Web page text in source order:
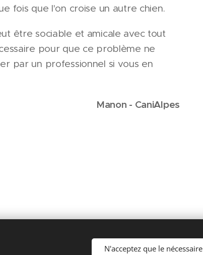
fois que l'on croise un autre chien.
être sociable et amicale avec tout
pour que ce problème ne
par un professionnel si vous en
Manon - CaniAlpes
38 - Grenoble | SIRET 83831211400013N'acceptez que le nécessaire